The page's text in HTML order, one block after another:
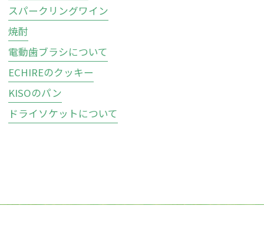
スパークリングワイン
焼酎
電動歯ブラシについて
ECHIREのクッキー
KISOのパン
ドライソケットについて